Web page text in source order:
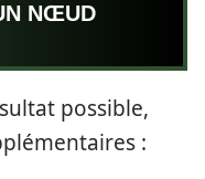
NŒUD
possible,
: